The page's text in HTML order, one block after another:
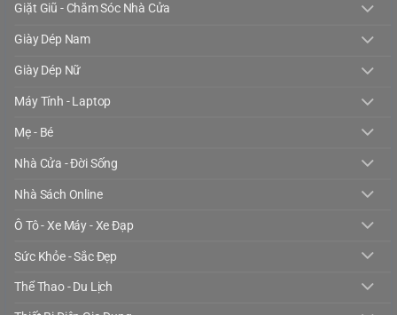
Giặt Giũ - Chăm Sóc Nhà Cửa
Giày Dép Nam
Giày Dép Nữ
Máy Tính - Laptop
Mẹ - Bé
Nhà Cửa - Đời Sống
Nhà Sách Online
Ô Tô - Xe Máy - Xe Đạp
Sức Khỏe - Sắc Đẹp
Thể Thao - Du Lịch